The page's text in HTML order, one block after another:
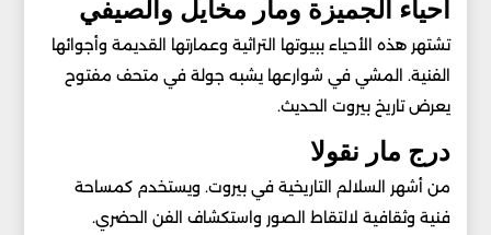
أحياء الجميزة ومار مخايل والصيفي
تشتهر هذه الأحياء ببيوتها التراثية وعمارتها القديمة وأجوائها
الفنية. المشي في شوارعها يشبه جولة في متحف مفتوح
يعرض تاريخ بيروت الحديث.
درج مار نقولا
من أشهر السلالم التاريخية في بيروت. ويستخدم كمساحة
فنية وثقافية لالتقاط الصور واستكشاف الفن الحضري.